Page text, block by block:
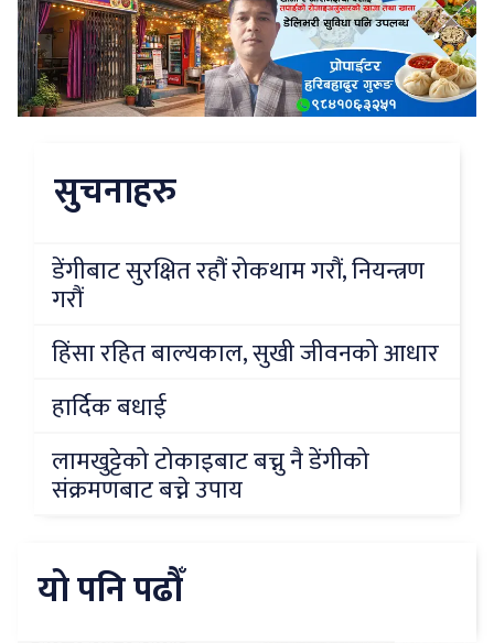
सुचनाहरु
डेंगीबाट सुरक्षित रहौं रोकथाम गरौं, नियन्त्रण
गरौं
हिंसा रहित बाल्यकाल, सुखी जीवनको आधार
हार्दिक बधाई
लामखुट्टेको टोकाइबाट बच्नु नै डेंगीको
संक्रमणबाट बच्ने उपाय
यो पनि पढौँ